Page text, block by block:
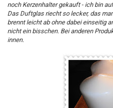
noch Kerzenhalter gekauft - ich bin
Das Duftglas riecht so lecker, das
brennt leicht ab ohne dabei einseitig
nicht ein bisschen. Bei anderen
innen.